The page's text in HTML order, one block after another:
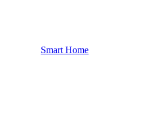
Smart Home